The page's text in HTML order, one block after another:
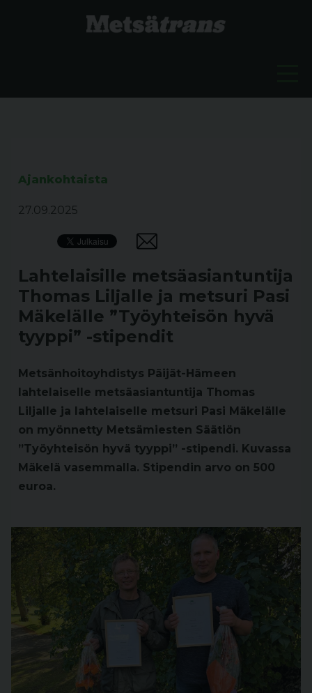
Ajankohtaista
27.09.2025
Lahtelaisille metsäasiantuntija
Thomas Liljalle ja metsuri Pasi
Mäkelälle ”Työyhteisön hyvä
tyyppi” -stipendit
Metsänhoitoyhdistys Päijät-Hämeen
lahtelaiselle metsäasiantuntija Thomas
Liljalle ja lahtelaiselle metsuri Pasi Mäkelälle
on myönnetty Metsämiesten Säätiön
”Työyhteisön hyvä tyyppi” -stipendi. Kuvassa
Mäkelä vasemmalla. Stipendin arvo on 500
euroa.